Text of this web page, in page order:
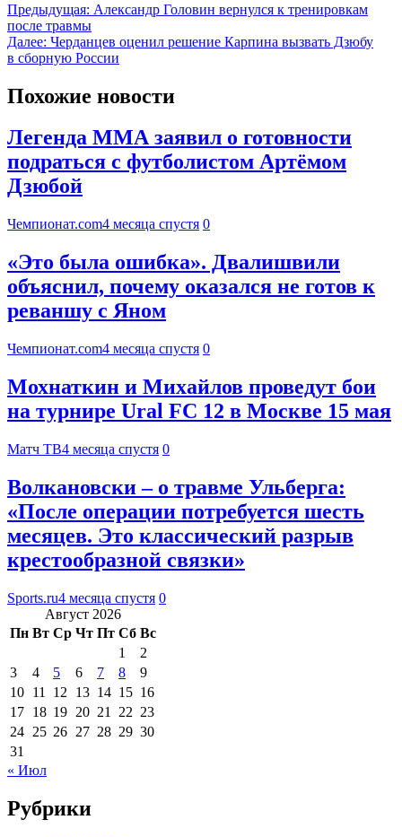
Предыдущая: Александр Головин вернулся к тренировкам
после травмы
Далее: Черданцев оценил решение Карпина вызвать Дзюбу
в сборную России
Похожие новости
Легенда ММА заявил о готовности
подраться с футболистом Артёмом
Дзюбой
Чемпионат.com4 месяца спустя 0
«Это была ошибка». Двалишвили
объяснил, почему оказался не готов к
реваншу с Яном
Чемпионат.com4 месяца спустя 0
Мохнаткин и Михайлов проведут бои
на турнире Ural FC 12 в Москве 15 мая
Матч ТВ4 месяца спустя 0
Волкановски – о травме Ульберга:
«После операции потребуется шесть
месяцев. Это классический разрыв
крестообразной связки»
Sports.ru4 месяца спустя 0
Август 2026
Пн Вт Ср Чт Пт Сб Вс
1
2
3
4 5 6 7 8
9
10 11 12 13 14 15 16
17 18 19 20 21 22 23
24 25 26 27 28 29 30
31
« Июл
Рубрики